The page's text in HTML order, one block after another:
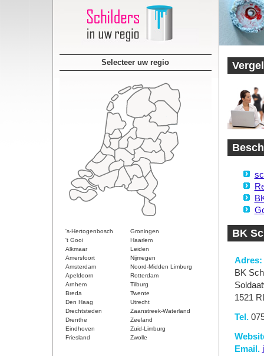
Selecteer uw regio
's-Hertogenbosch
Groningen
't Gooi
Haarlem
Alkmaar
Leiden
Amersfoort
Nijmegen
Amsterdam
Noord-Midden Limburg
Apeldoorn
Rotterdam
Arnhem
Tilburg
Breda
Twente
Den Haag
Utrecht
Drechtsteden
Zaanstreek-Waterland
Drenthe
Zeeland
Eindhoven
Zuid-Limburg
Friesland
Zwolle
BK
Adres:
BK
1521
Tel.
Email.